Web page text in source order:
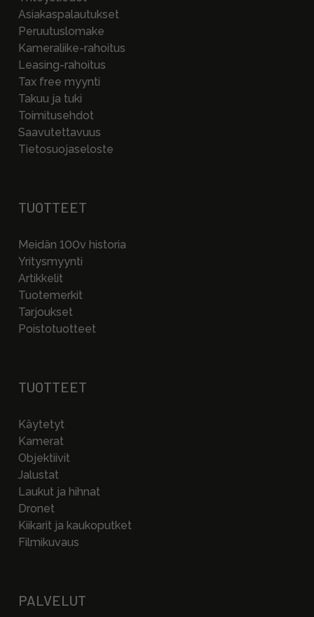
Asiakaspalautukset
Peruutuslomake
Kameraliike-rahoitus
Leasing-rahoitus
Tax free myynti
Takuu ja tuki
Toimitusehdot
Saavutettavuus
Tietosuojaseloste
TUOTTEET
Meidän 100v historia
Yritysmyynti
Artikkelit
Tuotemerkit
Tarjoukset
Poistotuotteet
TUOTTEET
Käytetyt
Kamerat
Objektiivit
Jalustat
Laukut ja hihnat
Dronet
Kiikarit ja kaukoputket
Filmikuvaus
PALVELUT